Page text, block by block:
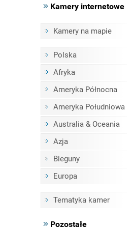
Kamery internetowe
Kamery na mapie
Polska
Afryka
Ameryka Północna
Ameryka Południowa
Australia & Oceania
Azja
Bieguny
Europa
Tematyka kamer
Pozostałe